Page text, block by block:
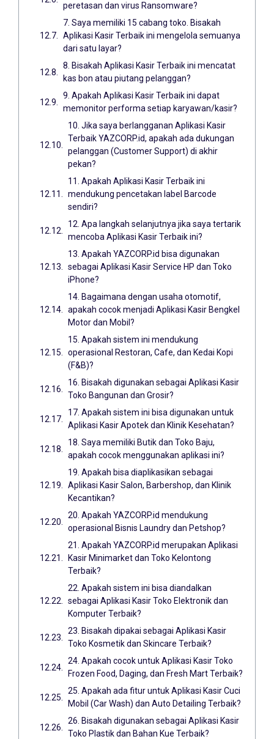
peretasan dan virus Ransomware?
7. Saya memiliki 15 cabang toko. Bisakah
Aplikasi Kasir Terbaik ini mengelola semuanya
dari satu layar?
8. Bisakah Aplikasi Kasir Terbaik ini mencatat
kas bon atau piutang pelanggan?
9. Apakah Aplikasi Kasir Terbaik ini dapat
memonitor performa setiap karyawan/kasir?
10. Jika saya berlangganan Aplikasi Kasir
Terbaik YAZCORP.id, apakah ada dukungan
pelanggan (Customer Support) di akhir
pekan?
11. Apakah Aplikasi Kasir Terbaik ini
mendukung pencetakan label Barcode
sendiri?
12. Apa langkah selanjutnya jika saya tertarik
mencoba Aplikasi Kasir Terbaik ini?
13. Apakah YAZCORP.id bisa digunakan
sebagai Aplikasi Kasir Service HP dan Toko
iPhone?
14. Bagaimana dengan usaha otomotif,
apakah cocok menjadi Aplikasi Kasir Bengkel
Motor dan Mobil?
15. Apakah sistem ini mendukung
operasional Restoran, Cafe, dan Kedai Kopi
(F&B)?
16. Bisakah digunakan sebagai Aplikasi Kasir
Toko Bangunan dan Grosir?
17. Apakah sistem ini bisa digunakan untuk
Aplikasi Kasir Apotek dan Klinik Kesehatan?
18. Saya memiliki Butik dan Toko Baju,
apakah cocok menggunakan aplikasi ini?
19. Apakah bisa diaplikasikan sebagai
Aplikasi Kasir Salon, Barbershop, dan Klinik
Kecantikan?
20. Apakah YAZCORP.id mendukung
operasional Bisnis Laundry dan Petshop?
21. Apakah YAZCORP.id merupakan Aplikasi
Kasir Minimarket dan Toko Kelontong
Terbaik?
22. Apakah sistem ini bisa diandalkan
sebagai Aplikasi Kasir Toko Elektronik dan
Komputer Terbaik?
23. Bisakah dipakai sebagai Aplikasi Kasir
Toko Kosmetik dan Skincare Terbaik?
24. Apakah cocok untuk Aplikasi Kasir Toko
Frozen Food, Daging, dan Fresh Mart Terbaik?
25. Apakah ada fitur untuk Aplikasi Kasir Cuci
Mobil (Car Wash) dan Auto Detailing Terbaik?
26. Bisakah digunakan sebagai Aplikasi Kasir
Toko Plastik dan Bahan Kue Terbaik?